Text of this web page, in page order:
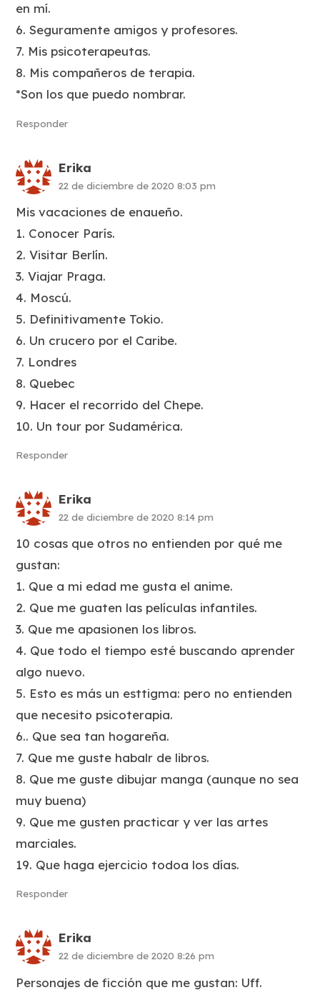
en mí.
6. Seguramente amigos y profesores.
7. Mis psicoterapeutas.
8. Mis compañeros de terapia.
*Son los que puedo nombrar.
Responder
Erika
22 de diciembre de 2020 8:03 pm
Mis vacaciones de enaueño.
1. Conocer París.
2. Visitar Berlín.
3. Viajar Praga.
4. Moscú.
5. Definitivamente Tokio.
6. Un crucero por el Caribe.
7. Londres
8. Quebec
9. Hacer el recorrido del Chepe.
10. Un tour por Sudamérica.
Responder
Erika
22 de diciembre de 2020 8:14 pm
10 cosas que otros no entienden por qué me
gustan:
1. Que a mi edad me gusta el anime.
2. Que me guaten las películas infantiles.
3. Que me apasionen los libros.
4. Que todo el tiempo esté buscando aprender
algo nuevo.
5. Esto es más un esttigma: pero no entienden
que necesito psicoterapia.
6.. Que sea tan hogareña.
7. Que me guste habalr de libros.
8. Que me guste dibujar manga (aunque no sea
muy buena)
9. Que me gusten practicar y ver las artes
marciales.
19. Que haga ejercicio todoa los días.
Responder
Erika
22 de diciembre de 2020 8:26 pm
Personajes de ficción que me gustan: Uff.